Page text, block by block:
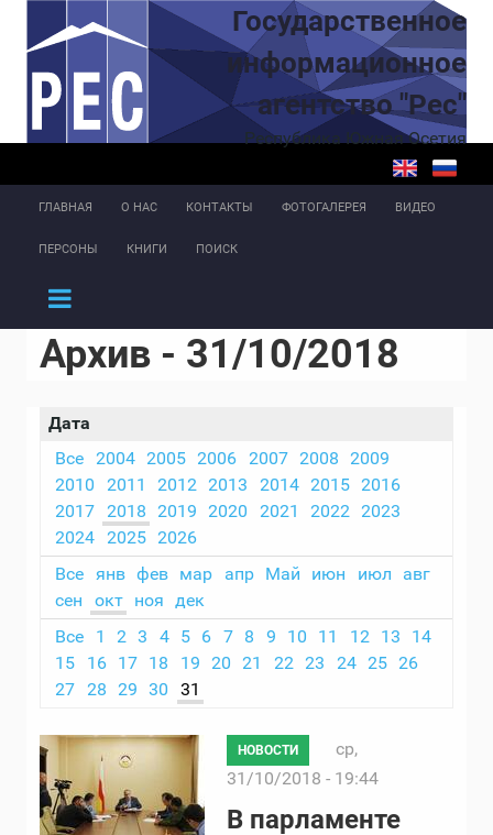
Перейти к основному содержаниюГосударственное
информационное
агентство "Рес"
Республика Южная Осетия
ГЛАВНАЯ О НАС КОНТАКТЫ ФОТОГАЛЕРЕЯ ВИДЕО
ПЕРСОНЫ КНИГИ ПОИСК
Архив - 31/10/2018
Дата
Все
2004 2005 2006 2007 2008
2009
2010
2011 2012 2013 2014 2015 2016
2017
2018 2019 2020 2021 2022 2023
2024
2025
2026
Все янв фев мар апр Май июн июл
авг
сен
окт ноя дек
Все
1 2 3 4 5 6 7 8 9 10 11 12 13
14
15
16 17 18 19 20 21 22 23 24 25 26
27
28 29 30 31
НОВОСТИ
ср,
31/10/2018 - 19:44
В парламенте